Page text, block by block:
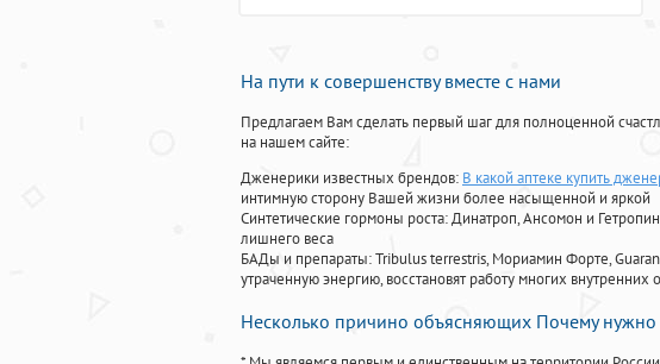
На пути к совершенству вместе с нами
Предлагаем Вам сделать первый шаг для полноценной
на нашем сайте:
Дженерики известных брендов: В какой аптеке купить
интимную сторону Вашей жизни более насыщенной и яркой
Синтетические гормоны роста: Динатроп, Ансомон и
лишнего веса
БАДы и препараты:Tribulus terrestris, Мориамин Форте,
утраченную энергию, восстановят работу многих внутренних
Несколько причино объясняющих Почему нужно